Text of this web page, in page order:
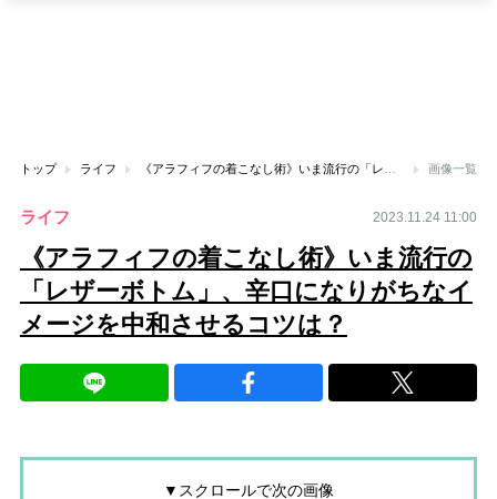
トップ ライフ 画像一覧
ライフ 2023.11.24 11:00
《アラフィフの着こなし術》いま流行の
「レザーボトム」、辛口になりがちなイ
メージを中和させるコツは？
▼スクロールで次の画像